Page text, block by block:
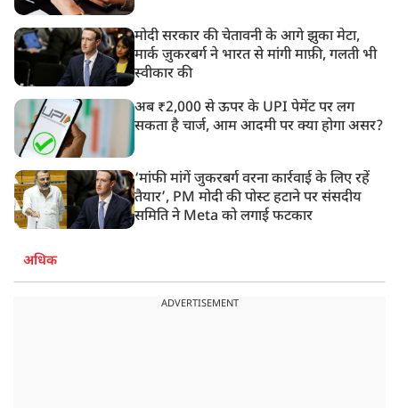
मोदी सरकार की चेतावनी के आगे झुका मेटा,
मार्क ज़ुकरबर्ग ने भारत से मांगी माफ़ी, गलती भी
स्वीकार की
अब ₹2,000 से ऊपर के UPI पेमेंट पर लग
सकता है चार्ज, आम आदमी पर क्या होगा असर?
‘मांफी मांगें जुकरबर्ग वरना कार्रवाई के लिए रहें
तैयार’, PM मोदी की पोस्ट हटाने पर संसदीय
समिति ने Meta को लगाई फटकार
अधिक
ADVERTISEMENT